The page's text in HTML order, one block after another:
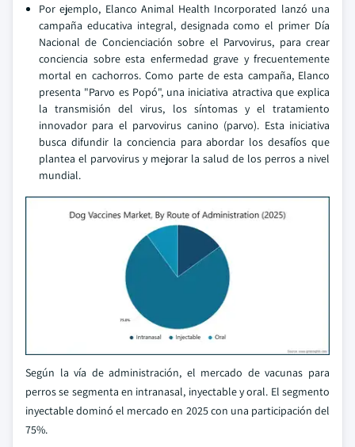
Por ejemplo, Elanco Animal Health Incorporated lanzó una
campaña educativa integral, designada como el primer Día
Nacional de Concienciación sobre el Parvovirus, para crear
conciencia sobre esta enfermedad grave y frecuentemente
mortal en cachorros. Como parte de esta campaña, Elanco
presenta "Parvo es Popó", una iniciativa atractiva que explica
la transmisión del virus, los síntomas y el tratamiento
innovador para el parvovirus canino (parvo). Esta iniciativa
busca difundir la conciencia para abordar los desafíos que
plantea el parvovirus y mejorar la salud de los perros a nivel
mundial.
Según la vía de administración, el mercado de vacunas para
perros se segmenta en intranasal, inyectable y oral. El segmento
inyectable dominó el mercado en 2025 con una participación del
75%.